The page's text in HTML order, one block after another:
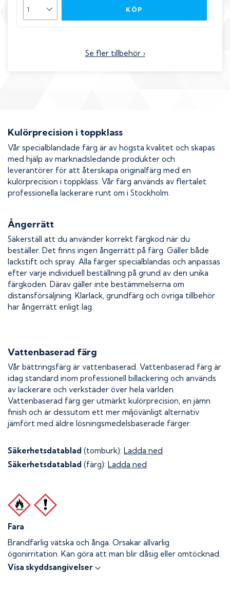
KÖP
Se fler tillbehör ›
Kulörprecision i toppklass
Vår specialblandade färg är av högsta kvalitet och skapas
med hjälp av marknadsledande produkter och
leverantörer för att återskapa originalfärg med en
kulörprecision i toppklass. Vår färg används av flertalet
professionella lackerare runt om i Stockholm.
Ångerrätt
Säkerställ att du använder korrekt färgkod när du
beställer. Det finns ingen ångerrätt på färg. Gäller både
lackstift och spray. Alla färger specialblandas och anpassas
efter varje individuell beställning på grund av den unika
färgkoden. Därav gäller inte bestämmelserna om
distansförsäljning. Klarlack, grundfärg och övriga tillbehör
har ångerrätt enligt lag.
Vattenbaserad färg
Vår bättringsfärg är vattenbaserad. Vattenbaserad färg är
idag standard inom professionell billackering och används
av lackerare och verkstäder över hela världen.
Vattenbaserad färg ger utmärkt kulörprecision, en jämn
finish och är dessutom ett mer miljövänligt alternativ
jämfört med äldre lösningsmedelsbaserade färger.
Säkerhetsdatablad (tomburk): Ladda ned
Säkerhetsdatablad (färg): Ladda ned
Fara
Brandfarlig vätska och ånga. Orsakar allvarlig
ögonirritation. Kan göra att man blir dåsig eller omtöcknad.
Visa skyddsangivelser